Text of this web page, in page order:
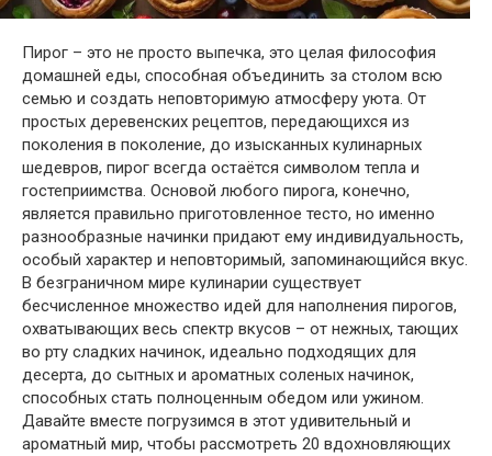
Пирог – это не просто выпечка, это целая философия
домашней еды, способная объединить за столом всю
семью и создать неповторимую атмосферу уюта. От
простых деревенских рецептов, передающихся из
поколения в поколение, до изысканных кулинарных
шедевров, пирог всегда остаётся символом тепла и
гостеприимства. Основой любого пирога, конечно,
является правильно приготовленное тесто, но именно
разнообразные начинки придают ему индивидуальность,
особый характер и неповторимый, запоминающийся вкус.
В безграничном мире кулинарии существует
бесчисленное множество идей для наполнения пирогов,
охватывающих весь спектр вкусов – от нежных, тающих
во рту сладких начинок, идеально подходящих для
десерта, до сытных и ароматных соленых начинок,
способных стать полноценным обедом или ужином.
Давайте вместе погрузимся в этот удивительный и
ароматный мир, чтобы рассмотреть 20 вдохновляющих